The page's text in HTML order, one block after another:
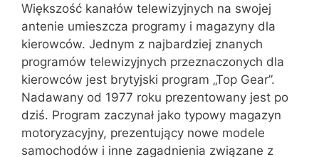
Większość kanałów telewizyjnych na swojej
antenie umieszcza programy i magazyny dla
kierowców. Jednym z najbardziej znanych
programów telewizyjnych przeznaczonych dla
kierowców jest brytyjski program „Top Gear”.
Nadawany od 1977 roku prezentowany jest po
dziś. Program zaczynał jako typowy magazyn
motoryzacyjny, prezentujący nowe modele
samochodów i inne zagadnienia związane z